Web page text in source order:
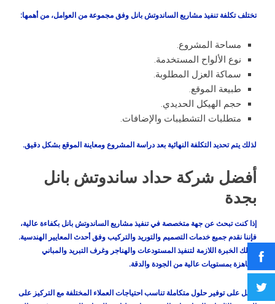
تختلف تكلفة تنفيذ مشاريع الساندوتش بانل وفق مجموعة من العوامل، من أهمها:
مساحة المشروع.
نوع الألواح المستخدمة.
سماكة العزل المطلوبة.
طبيعة الموقع.
حجم الهيكل الحديدي.
متطلبات التشطيبات والإضافات.
لذلك يتم تحديد التكلفة النهائية بعد دراسة المشروع ومعاينة الموقع بشكل دقيق.
أفضل شركة حداد ساندوتش بانل
بجدة
إذا كنت تبحث عن جهة متخصصة في تنفيذ مشاريع الساندوتش بانل بكفاءة عالية،
فإننا نقدم جميع خدمات التصميم والتوريد والتركيب وفق أحدث المعايير الهندسية.
نمتلك الخبرة اللازمة لتنفيذ المستودعات والهناجر وغرف التبريد والمباني
الجاهزة بمستويات عالية من الجودة والدقة.
نعمل على توفير حلول متكاملة تناسب احتياجات العملاء المختلفة مع التركيز على